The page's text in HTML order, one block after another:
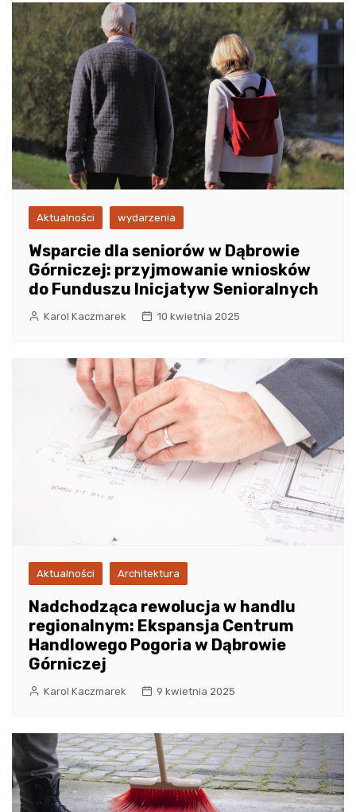
Aktualności wydarzenia
Wsparcie dla seniorów w Dąbrowie
Górniczej: przyjmowanie wniosków
do Funduszu Inicjatyw Senioralnych
Karol Kaczmarek 10 kwietnia 2025
Aktualności Architektura
Nadchodząca rewolucja w handlu
regionalnym: Ekspansja Centrum
Handlowego Pogoria w Dąbrowie
Górniczej
Karol Kaczmarek 9 kwietnia 2025